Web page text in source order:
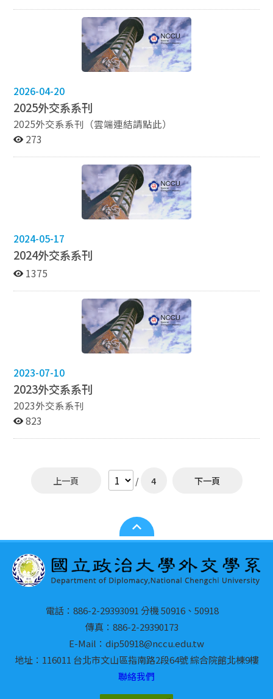
友誼辯論賽榮獲 亞軍玉振獎 06/15 112學年度第二學期研
究生獎學金獲獎名單 05/20 本系學生 陳佑寧 榮獲政治大
學97週年校慶運動會女子壘球擲遠 第一名 05/20 本系學
生 李俐璇 榮獲政治大學97週年校慶運動會女子1500公尺
第二名、5000公尺 第三名 05/18 本系學生 林祐 當選學生
會會長、許彧 當選校務會議學生代表、林駿杰 當選學生
議會國務院議員 05/01 112學年度外交獎學金獲獎名單
03/27 本系學生 陳苡禎 榮獲112學年度全國大專校院學生
本國語文競賽 國語演說第三名 02/23 本系學生 陳睥兒 榮
獲112年度外交小尖兵－ 英語種籽隊選拔徵文比賽 優等獎
2023 12/19 本系學生 蔡明照 榮獲112學年度朱建民先生
獎學金 12/14 本系學生 黃姿婷 榮獲第三屆外交部國際法
係學會2023年度國際關係研究博碩士論文獎 11/10 本系
學生 徐品浩 榮獲112年孫哲生先生學術基金會獎學金
10/27 本系學生 李昱頡 榮獲112學年度外交學系三十三期
系友獎學金 10/25 本系學生 周德義 榮獲眾智成城碩博士
生論文研究獎助計畫 優等 10/24 112學年度第一學期研究
生獎學金獲獎名單 10/24 本系學生 陳柏穎 榮獲112學年度
外交系非想獎學金 06/05 本系學生 蘇可為 榮獲第13屆全
國研究生歐盟研究論文發表會 最佳論文獎 05/11 本系學
生 周冠竹 獲選112年度中央研究院人文社會科學博士候選
合國會議 榮譽代表團獎 2022 12/29 本系學生 尹姿淇 榮獲
第二屆外交部國際法研究獎學金 佳作 01/04 本系學生 宮
梅琳 與其團隊榮獲霍特獎 全球第一 2021 11/28 外交系女
子排球榮獲政大110學年度女子排球新生盃季軍 11/27 本
系學生 陳睥兒 榮獲政大110學年度羽球新生盃女子單打賽
事亞軍 11月 本系學生 陳宥達 蕭士畯 榮獲 李本京教授獎
學金 10/20 本系學生 鍾弘宣 第一屆外交部國際法研究獎
學金 05/25 本系學生 鄭淨伃 榮獲110學年度教育部波蘭政
府獎學金 05/2 外交系排參與2021大政盃賽事榮獲男排季
政大系際盃賽事榮獲殿軍 03/25 本系學生 鍾弘宣 謝皓翔
榮獲110年海洋委員會大專校院學生專題研究計畫補助
軍、羽球系際盃一級賽 殿軍 12/31 本系學生 方淇 謝榕
修 陳材瀚 呂懿倫 榮獲教育部109年公費留學考試 12/25
外交系游明珊榮獲朱建民先生獎學金 12/05 外交系榮獲第
54屆文化盃第五名，及馬靖雲榮獲最佳指揮獎 12月 外交
系胡雅森榮獲陳果夫先生獎學金 12/02 外交學系戰略與國
際事務碩士在職專班研究生獎學金獲獎名單 12/02 外交學
李本京教授獎學金 06/01 外交獎學金獲獎名單 06/01 外交
三 歐海美(JAIME OCON) 代表本校足球代表隊 參加108學
年度大專校院足球聯賽一般組 榮獲金手套獎 01/03 外交四
王森玫 榮獲 外交學系非想獎學金 2019 12/07 外交系榮獲
第53屆文化盃第五名及最佳人氣獎 12/01 外交系辯論隊參
加第53屆文化盃辯論比賽榮獲第三名 11/22 外交系榮獲
108學年度系際盃壘球賽男女混合組季軍 10/25 外交一 張
股：陳薆棻、米澤朋花、高妏綺 設備股：譚仲恆、鄭庭宜
2026-04-20
2025外交系系刊
2025外交系系刊（雲端連結請點此）
273
2024-05-17
2024外交系系刊
1375
2023-07-10
2023外交系系刊
2023外交系系刊
823
上一頁 / 4 下一頁
電話：886-2-29393091 分機 50916、50918
傳真：886-2-29390173
E-Mail：dip50918@nccu.edu.tw
地址：116011 台北市文山區指南路2段64號 綜合院館北棟9樓
聯絡我們